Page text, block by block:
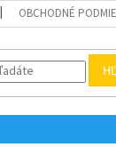
OBCHODNÉ